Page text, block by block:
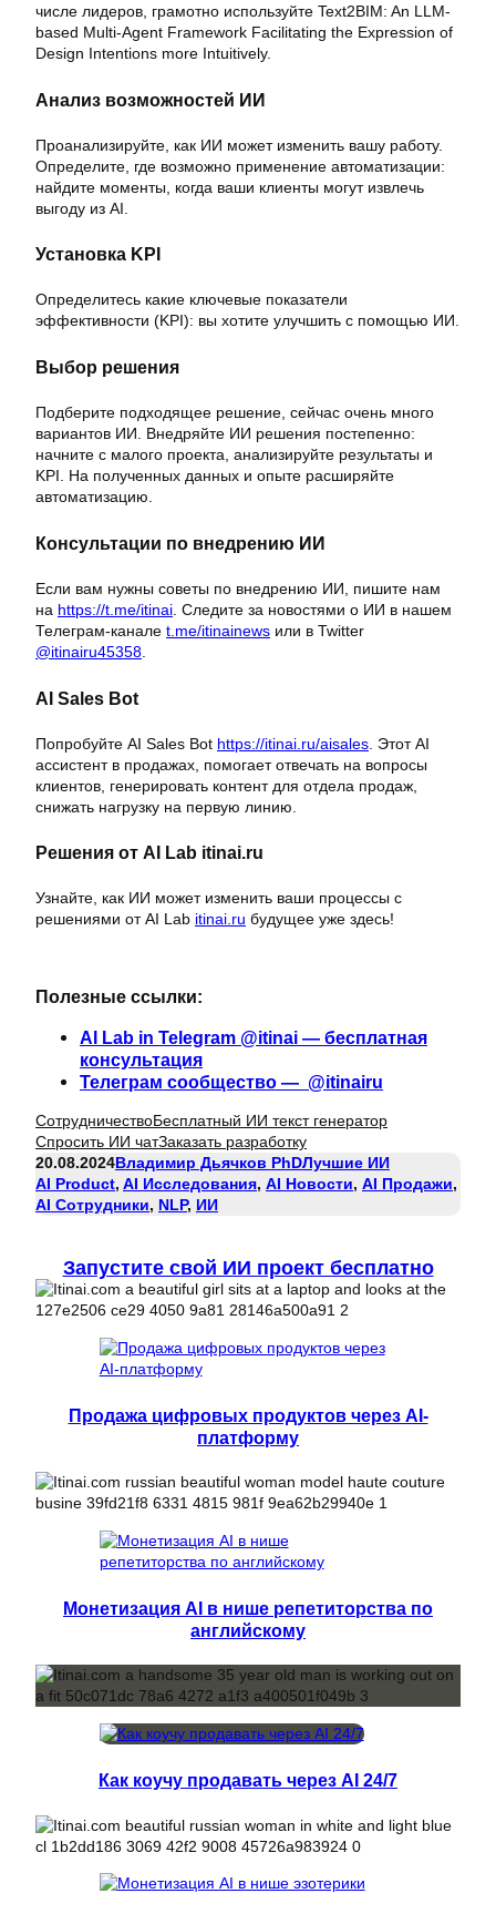
числе лидеров, грамотно используйте Text2BIM: An LLM-
based Multi-Agent Framework Facilitating the Expression of
Design Intentions more Intuitively.
Анализ возможностей ИИ
Проанализируйте, как ИИ может изменить вашу работу.
Определите, где возможно применение автоматизации:
найдите моменты, когда ваши клиенты могут извлечь
выгоду из AI.
Установка KPI
Определитесь какие ключевые показатели
эффективности (KPI): вы хотите улучшить с помощью ИИ.
Выбор решения
Подберите подходящее решение, сейчас очень много
вариантов ИИ. Внедряйте ИИ решения постепенно:
начните с малого проекта, анализируйте результаты и
KPI. На полученных данных и опыте расширяйте
автоматизацию.
Консультации по внедрению ИИ
Если вам нужны советы по внедрению ИИ, пишите нам
на https://t.me/itinai . Следите за новостями о ИИ в нашем
Телеграм-канале t.me/itinainews или в Twitter
@itinairu45358
AI Sales Bot
Попробуйте AI Sales Bot https://itinai.ru/aisales . Этот AI
ассистент в продажах, помогает отвечать на вопросы
клиентов, генерировать контент для отдела продаж,
снижать нагрузку на первую линию.
Решения от AI Lab itinai.ru
Узнайте, как ИИ может изменить ваши процессы с
решениями от AI Lab itinai.ru будущее уже здесь!
Полезные ссылки:
AI Lab in Telegram @itinai — бесплатная
консультация
Телеграм сообщество — @itinairu
СотрудничествоБесплатный ИИ текст генератор
Спросить ИИ чатЗаказать разработку
20.08.2024Владимир Дьячков PhDЛучшие ИИ
AI Product, AI Исследования, AI Новости, AI Продажи
AI Сотрудники, NLP, ИИ
Запустите свой ИИ проект бесплатно
Продажа цифровых продуктов через AI-
платформу
Монетизация AI в нише репетиторства по
английскому
Как коучу продавать через AI 24/7